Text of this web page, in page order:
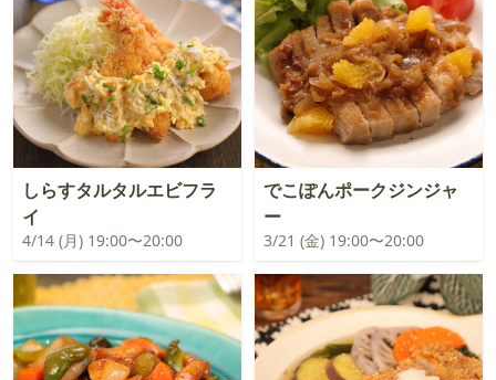
しらすタルタルエビフラ
イ
4/14 (月) 19:00〜20:00
でこぽんポークジンジャ
ー
3/21 (金) 19:00〜20:00